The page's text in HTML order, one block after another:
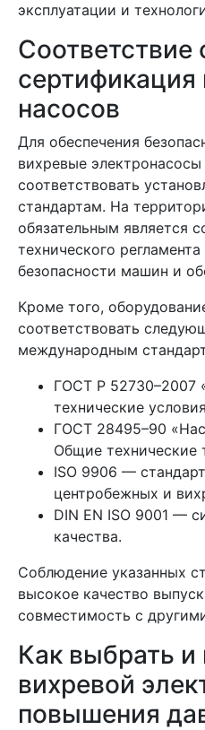
эксплуатации и
Соответствие
сертификация
насосов
Для обеспечения
вихревые
соответствовать
стандартам. На
обязательным является
технического
безопасности машин и
Кроме того,
соответствовать
международным
ГОСТ Р 52730–2007
технические
ГОСТ 28495–90
Общие технические
ISO 9906 —
центробежных и
DIN EN ISO 9001 —
качества.
Соблюдение указанных
высокое качество
совместимость с
Как выбрать и
вихревой
повышения